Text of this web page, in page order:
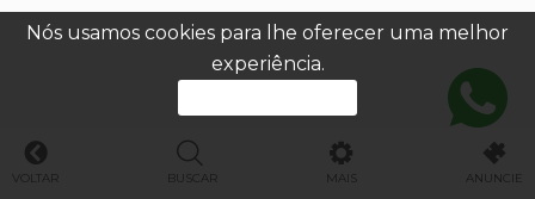
Nós usamos cookies para lhe oferecer uma melhor
experiência.
VOLTAR BUSCAR MAIS ANUNCIE